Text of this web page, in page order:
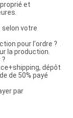
et
selon votre
pour l'ordre ?
la production.
dépôt
de 50% payé
par